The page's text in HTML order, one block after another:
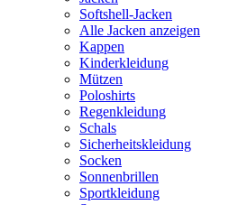
Softshell-Jacken
Alle Jacken anzeigen
Kappen
Kinderkleidung
Mützen
Poloshirts
Regenkleidung
Schals
Sicherheitskleidung
Socken
Sonnenbrillen
Sportkleidung